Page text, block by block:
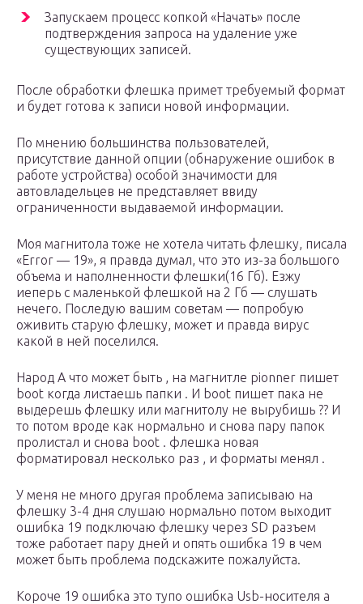
Запускаем процесс копкой «Начать» после
подтверждения запроса на удаление уже
существующих записей.
После обработки флешка примет требуемый формат
и будет готова к записи новой информации.
По мнению большинства пользователей,
присутствие данной опции (обнаружение ошибок в
работе устройства) особой значимости для
автовладельцев не представляет ввиду
ограниченности выдаваемой информации.
Моя магнитола тоже не хотела читать флешку, писала
«Error — 19», я правда думал, что это из-за большого
объема и наполненности флешки(16 Гб). Езжу
иеперь с маленькой флешкой на 2 Гб — слушать
нечего. Последую вашим советам — попробую
оживить старую флешку, может и правда вирус
какой в ней поселился.
Народ А что может быть , на магнитле pionner пишет
boot когда листаешь папки . И boot пишет пака не
выдерешь флешку или магнитолу не вырубишь ?? И
то потом вроде как нормально и снова пару папок
пролистал и снова boot . флешка новая
форматировал несколько раз , и форматы менял .
У меня не много другая проблема записываю на
флешку 3-4 дня слушаю нормально потом выходит
ошибка 19 подключаю флешку через SD разъем
тоже работает пару дней и опять ошибка 19 в чем
может быть проблема подскажите пожалуйста.
Короче 19 ошибка это тупо ошибка Usb-носителя а